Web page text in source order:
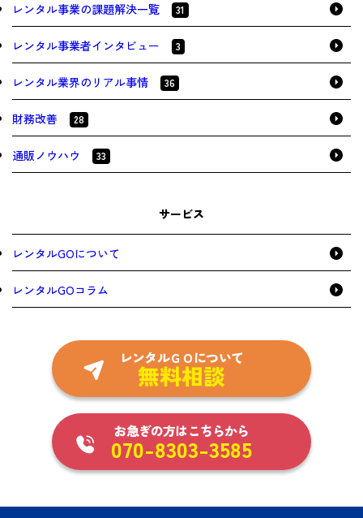
レンタル事業の課題解決一覧 31
レンタル事業者インタビュー 3
レンタル業界のリアル事情 36
財務改善 28
通販ノウハウ 33
サービス
レンタルGOについて
レンタルGOコラム
レンタルＧＯについて
無料相談
お急ぎの方はこちらから
070-8303-3585